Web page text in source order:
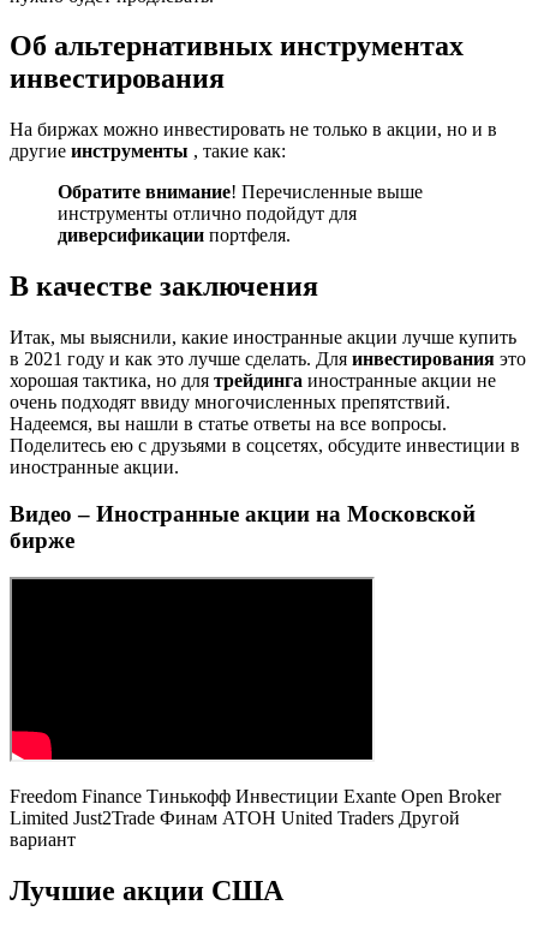
Об альтернативных инструментах
инвестирования
На биржах можно инвестировать не только в акции, но и в
другие инструменты , такие как:
Обратите внимание! Перечисленные выше
инструменты отлично подойдут для
диверсификации портфеля.
В качестве заключения
Итак, мы выяснили, какие иностранные акции лучше купить
в 2021 году и как это лучше сделать. Для инвестирования это
хорошая тактика, но для трейдинга иностранные акции не
очень подходят ввиду многочисленных препятствий.
Надеемся, вы нашли в статье ответы на все вопросы.
Поделитесь ею с друзьями в соцсетях, обсудите инвестиции в
иностранные акции.
Видео – Иностранные акции на Московской
бирже
Freedom Finance Тинькофф Инвестиции Exante Open Broker
Limited Just2Trade Финам АТОН United Traders Другой
вариант
Лучшие акции США